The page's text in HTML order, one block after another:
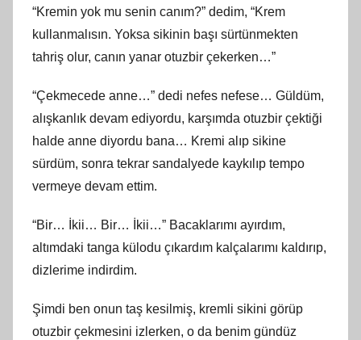
“Kremin yok mu senin canım?” dedim, “Krem
kullanmalısın. Yoksa sikinin başı sürtünmekten
tahriş olur, canın yanar otuzbir çekerken…”
“Çekmecede anne…” dedi nefes nefese… Güldüm,
alışkanlık devam ediyordu, karşımda otuzbir çektiği
halde anne diyordu bana… Kremi alıp sikine
sürdüm, sonra tekrar sandalyede kaykılıp tempo
vermeye devam ettim.
“Bir… İkii… Bir… İkii…” Bacaklarımı ayırdım,
altımdaki tanga külodu çıkardım kalçalarımı kaldırıp,
dizlerime indirdim.
Şimdi ben onun taş kesilmiş, kremli sikini görüp
otuzbir çekmesini izlerken, o da benim gündüz